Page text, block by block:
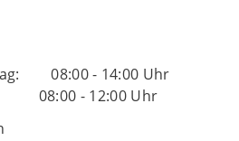
08:00 - 14:00 Uhr
- 12:00 Uhr